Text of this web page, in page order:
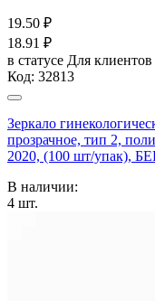
19.50 ₽
18.91 ₽
в статусе Для
Код: 32813
Зеркало
прозрачное, тип 2,
2020, (100 шт/упак),
В наличии:
4 шт.